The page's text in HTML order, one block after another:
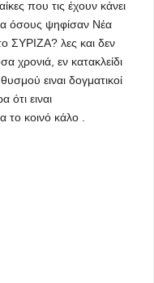
που τις έχουν κάνει
όσους ψηφίσαν Νέα
ΣΥΡΙΖΑ? λες και δεν
χρονιά, εν κατακλείδι
ειναι δογματικοί
ότι ειναι
το κοινό κάλο .